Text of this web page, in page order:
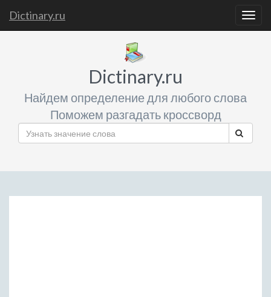
Dictinary.ru
Dictinary.ru
Найдем определение для любого слова
Поможем разгадать кроссворд